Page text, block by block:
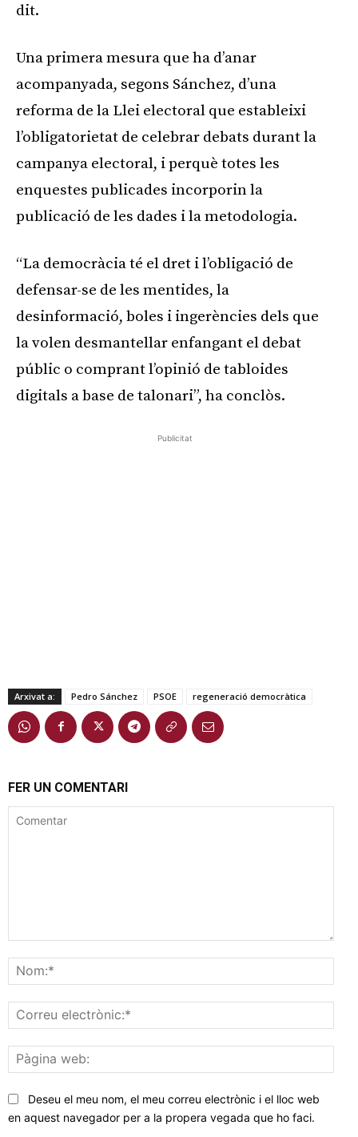
dit.
Una primera mesura que ha d’anar
acompanyada, segons Sánchez, d’una
reforma de la Llei electoral que estableixi
l’obligatorietat de celebrar debats durant la
campanya electoral, i perquè totes les
enquestes publicades incorporin la
publicació de les dades i la metodologia.
“La democràcia té el dret i l’obligació de
defensar-se de les mentides, la
desinformació, boles i ingerències dels que
la volen desmantellar enfangant el debat
públic o comprant l’opinió de tabloides
digitals a base de talonari”, ha conclòs.
Publicitat
Arxivat a: Pedro Sánchez PSOE regeneració democràtica
FER UN COMENTARI
web:
Deseu el meu nom, el meu correu electrònic i el lloc web
en aquest navegador per a la propera vegada que ho faci.